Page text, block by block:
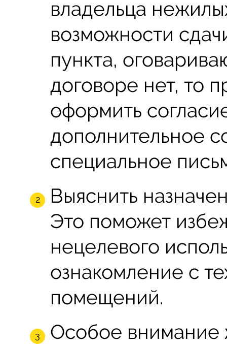
владельца
возможности
пункта,
договоре нет, то
оформить
дополнительное
специальное
Выяснить
Это поможет
нецелевого
ознакомление с
помещений.
Особое внимание